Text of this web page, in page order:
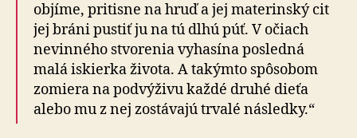
objíme, pritisne na hruď a jej materinský cit
jej bráni pustiť ju na tú dlhú púť. V očiach
nevinného stvorenia vyhasína posledná
malá iskierka života. A takýmto spôsobom
zomiera na podvýživu každé druhé dieťa
alebo mu z nej zostávajú trvalé následky.“